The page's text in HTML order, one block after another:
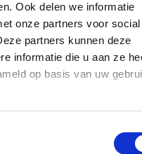
Ook delen we informatie
onze partners voor social
partners kunnen deze
informatie die u aan ze
op basis van uw
het autobedrijf Vander
uitbreiding in westelijke
met open ruimte zodat
Ring behouden blijft. De
planologisch attest.
de Stad de duurzame
en woonbuurten.
goedkeuring voorgelegd
2024 en besproken